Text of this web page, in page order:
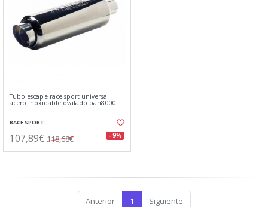
Tubo escape race sport universal
acero inoxidable ovalado pan8000
RACE SPORT
107,89€ 118,68€ - 9%
Anterior 1 Siguiente